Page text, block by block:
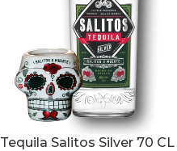
Tequila Salitos Silver 70 CL